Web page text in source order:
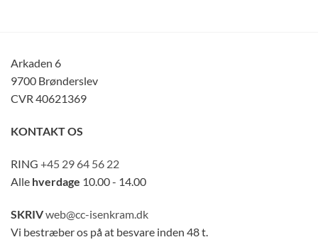
Arkaden 6
9700 Brønderslev
CVR 40621369
KONTAKT OS
RING +45 29 64 56 22
Alle hverdage 10.00 - 14.00
SKRIVweb@cc-isenkram.dk
Vi bestræber os på at besvare inden 48 t.